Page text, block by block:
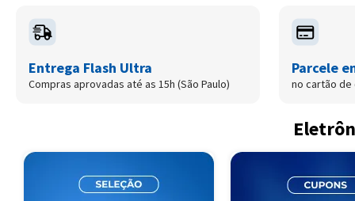
Entrega Flash Ultra
Compras aprovadas até as 15h (São Paulo)
Parcele
no cartão